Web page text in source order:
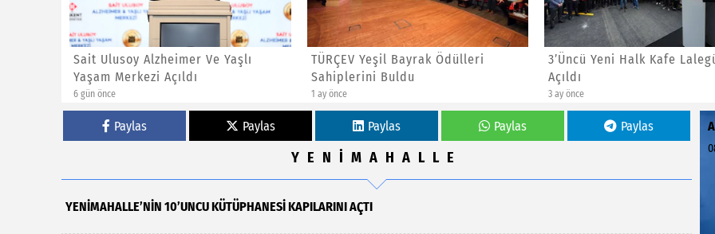
TÜRÇEV Yeşil Bayrak Ödülleri
Sahiplerini Buldu
1 ay önce
3’üncü Yeni Halk Kafe Lalegül’de
Açıldı
3 ay önce
Yenimahalle
Çevreci Çiçek Üretim Modeli
4 ay önce
Paylas Paylas Paylas Paylas Paylas
YENİMAHALLE
YENIMAHALLE’NIN 10’UNCU KÜTÜPHANESI KAPILARINI AÇTI